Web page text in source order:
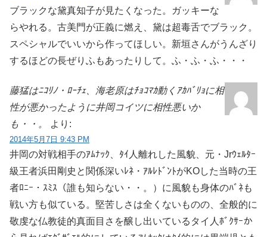
ブラックな黛真知子が見たくなった。ガッキーな
らやれる。古美門が正義に燃え、黛は超毒舌でブラック。
スペシャルでいいから作ってほしい。新垣さんがうんざり
するほどの長ぜりふもあったりして。ふ・ふ・ふ・・・
藤猛はﾆｺﾘﾉ・ﾛｰﾁｪ、海老原はﾁｮｺﾏｶ動くｱｶﾊﾞﾘｮに相
性が悪かったように井岡コイツに相性悪いか
も・・。
より:
2014年5月7日 9:43 PM
井岡の対戦相手のｱﾑﾅｯｸ、ﾀｲ人離れした風貌、元・Jrｳｪﾙﾀｰ
級王者浜田剛史と関係深いﾚﾈ・ｱﾙﾚﾄﾞﾝﾄがKOした当時の王
者ﾛﾆｰ・ｽﾐｽ（誰も知らない・・。）に風貌も身体のﾊﾞﾈも
戦い方も似ている。堅苦しさは全くないものの、全般的に
敬虔な仏教徒的真面目さを醸し出いているタイ人ﾎﾞｸｻｰか